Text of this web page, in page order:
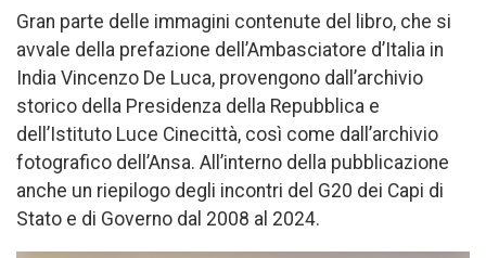
Gran parte delle immagini contenute del libro, che si
avvale della prefazione dell’Ambasciatore d’Italia in
India Vincenzo De Luca, provengono dall’archivio
storico della Presidenza della Repubblica e
dell’Istituto Luce Cinecittà, così come dall’archivio
fotografico dell’Ansa. All’interno della pubblicazione
anche un riepilogo degli incontri del G20 dei Capi di
Stato e di Governo dal 2008 al 2024.